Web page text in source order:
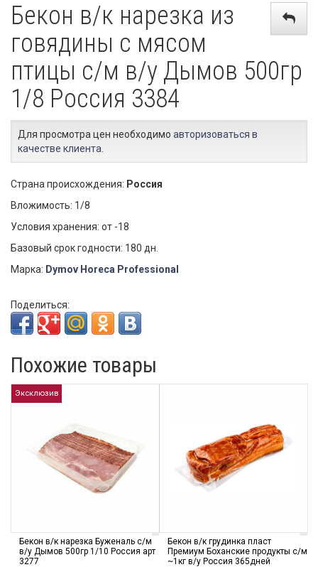
Бекон в/к нарезка из
говядины с мясом
птицы с/м в/у Дымов 500гр
1/8 Россия 3384
Для просмотра цен необходимо авторизоваться в
качестве клиента
Страна происхождения: Россия
Вложимость: 1/8
Условия хранения: от -18
Базовый срок годности: 180 дн.
Марка: Dymov Horeca Professional
Поделиться:
Похожие товары
Эксклюзив
Бекон в/к нарезка Буженаль с/м
в/у Дымов 500гр 1/10 Россия арт
3277
Бекон в/к грудинка пласт
Премиум Боханские продукты с/м
~1кг в/у Россия 365дней